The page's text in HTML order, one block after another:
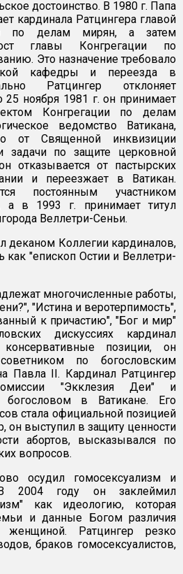
достоинство. В 1980 г. Папа
кардинала Ратцингера главой
по делам мирян, а затем
главы Конгрегации по
Это назначение требовало
кафедры и переезда в
Ратцингер отклоняет
ноября 1981 г. он принимает
Конгрегации по делам
ведомство Ватикана,
от Священной инквизиции
задачи по защите церковной
отказывается от пастырских
и переезжает в Ватикан.
постоянным участником
а в 1993 г. принимает титул
Веллетри-Сеньи.
деканом Коллегии кардиналов,
как "епископ Остии и Веллетри-
многочисленные работы,
"Истина и веротерпимость",
к причастию", "Бог и мир"
дискуссиях кардинал
позиции, он
по богословским
Павла II. Кардинал Ратцингер
"Экклезия Деи" и
богословом в Ватикане. Его
стала официальной позицией
он выступил в защиту ценности
абортов, высказывался по
вопросов.
осудил гомосексуализм и
2004 году он заклеймил
как идеологию, которая
и данные Богом различия
Ратцингер резко
браков гомосексуалистов,